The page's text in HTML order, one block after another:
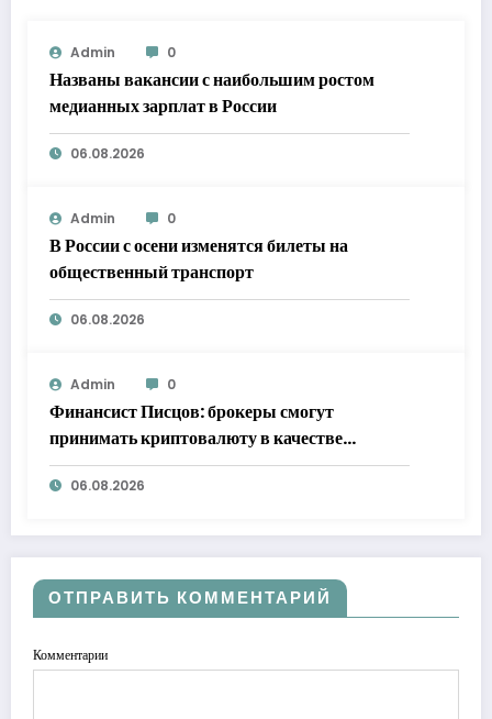
Admin 0
Названы вакансии с наибольшим ростом
медианных зарплат в России
06.08.2026
Admin 0
В России с осени изменятся билеты на
общественный транспорт
06.08.2026
Admin 0
Финансист Писцов: брокеры смогут
принимать криптовалюту в качестве
обеспечения
06.08.2026
ОТПРАВИТЬ КОММЕНТАРИЙ
Комментарии